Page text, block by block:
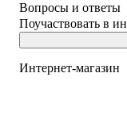
Вопросы и ответы
Поучаствовать в
Интернет-магазин